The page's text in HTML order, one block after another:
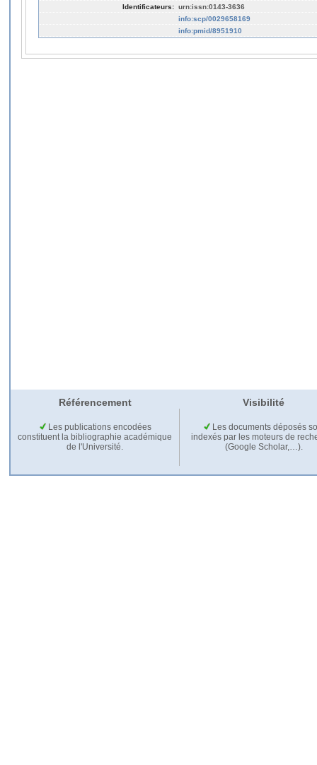
Identificateurs: urn:issn:0143-3636
info:scp/0029658169
info:pmid/8951910
Référencement Visibilité
Les publications encodées
constituent la bibliographie académique
de l'Université.
Les documents déposés
indexés par les moteurs de
(Google Scholar,…).